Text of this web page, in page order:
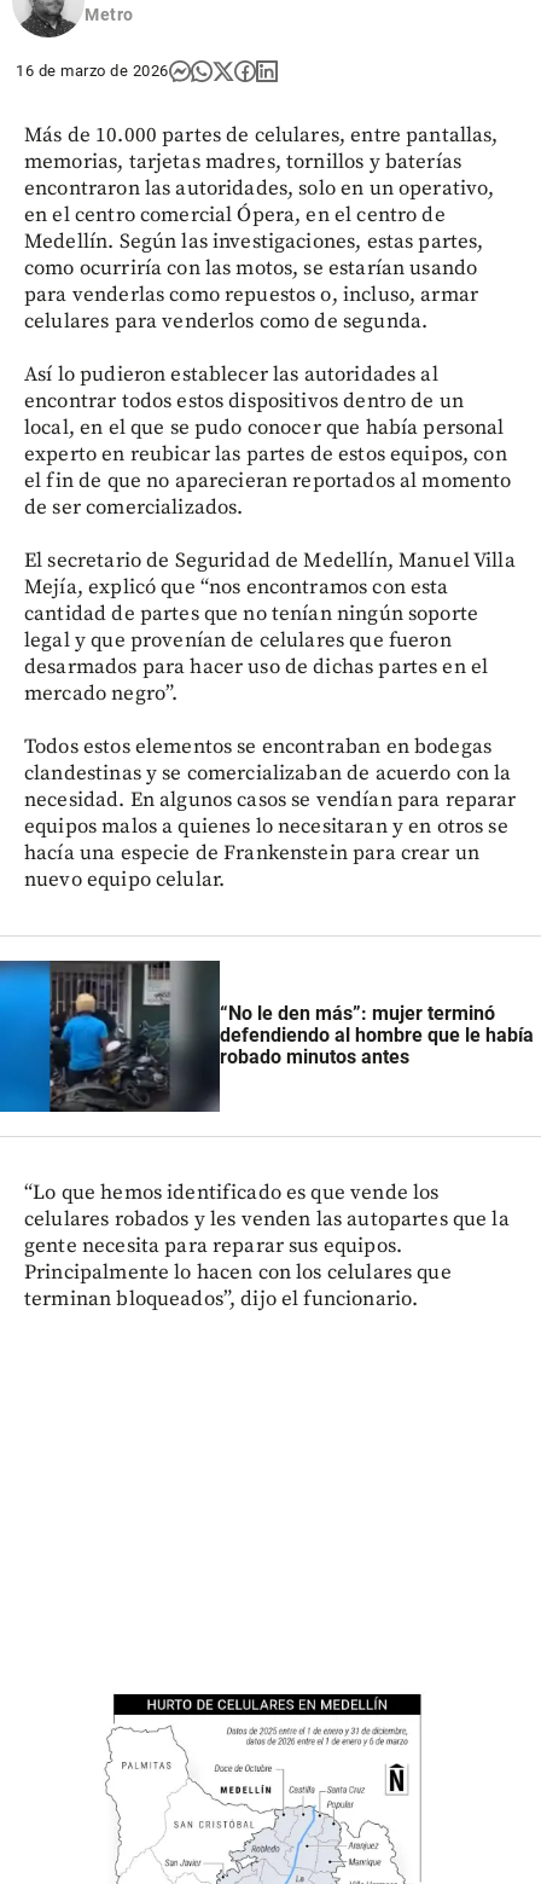
Metro
16 de marzo de 2026
Más de 10.000 partes de celulares, entre pantallas,
memorias, tarjetas madres, tornillos y baterías
encontraron las autoridades, solo en un operativo,
en el centro comercial Ópera, en el centro de
Medellín. Según las investigaciones, estas partes,
como ocurriría con las motos, se estarían usando
para venderlas como repuestos o, incluso, armar
celulares para venderlos como de segunda.
Así lo pudieron establecer las autoridades al
encontrar todos estos dispositivos dentro de un
local, en el que se pudo conocer que había personal
experto en reubicar las partes de estos equipos, con
el fin de que no aparecieran reportados al momento
de ser comercializados.
El secretario de Seguridad de Medellín, Manuel Villa
Mejía, explicó que “nos encontramos con esta
cantidad de partes que no tenían ningún soporte
legal y que provenían de celulares que fueron
desarmados para hacer uso de dichas partes en el
mercado negro”.
Todos estos elementos se encontraban en bodegas
clandestinas y se comercializaban de acuerdo con la
necesidad. En algunos casos se vendían para reparar
equipos malos a quienes lo necesitaran y en otros se
hacía una especie de Frankenstein para crear un
nuevo equipo celular.
“No le den más”: mujer terminó
defendiendo al hombre que le había
robado minutos antes
“Lo que hemos identificado es que vende los
celulares robados y les venden las autopartes que la
gente necesita para reparar sus equipos.
Principalmente lo hacen con los celulares que
terminan bloqueados”, dijo el funcionario.